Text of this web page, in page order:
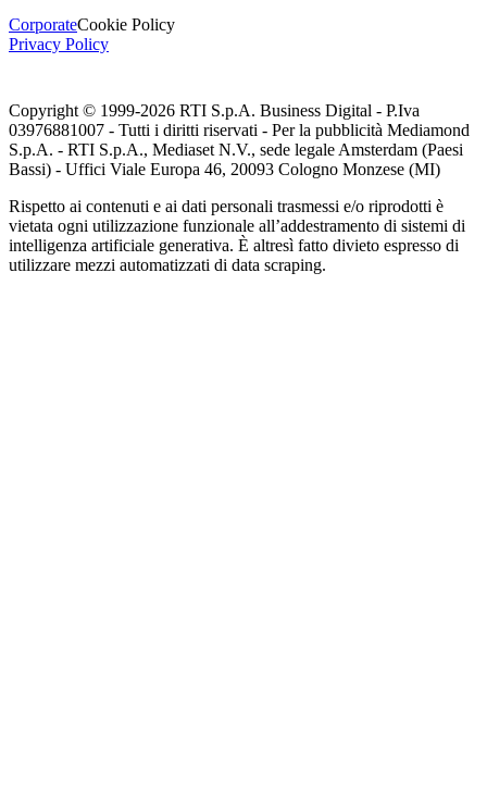
CorporateCookie Policy
Privacy Policy
Copyright © 1999-2026 RTI S.p.A. Business Digital - P.Iva
03976881007 - Tutti i diritti riservati - Per la pubblicità Mediamond
S.p.A. - RTI S.p.A., Mediaset N.V., sede legale Amsterdam (Paesi
Bassi) - Uffici Viale Europa 46, 20093 Cologno Monzese (MI)
Rispetto ai contenuti e ai dati personali trasmessi e/o riprodotti è
vietata ogni utilizzazione funzionale all’addestramento di sistemi di
intelligenza artificiale generativa. È altresì fatto divieto espresso di
utilizzare mezzi automatizzati di data scraping.